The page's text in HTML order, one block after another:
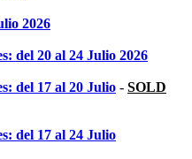
2026
del 20 al 24 Julio 2026
del 17 al 20 Julio - SOLD
del 17 al 24 Julio